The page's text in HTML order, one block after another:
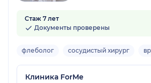
Стаж 7 лет
Документы проверены
флеболог сосудистый хирург
Клиника ForMe